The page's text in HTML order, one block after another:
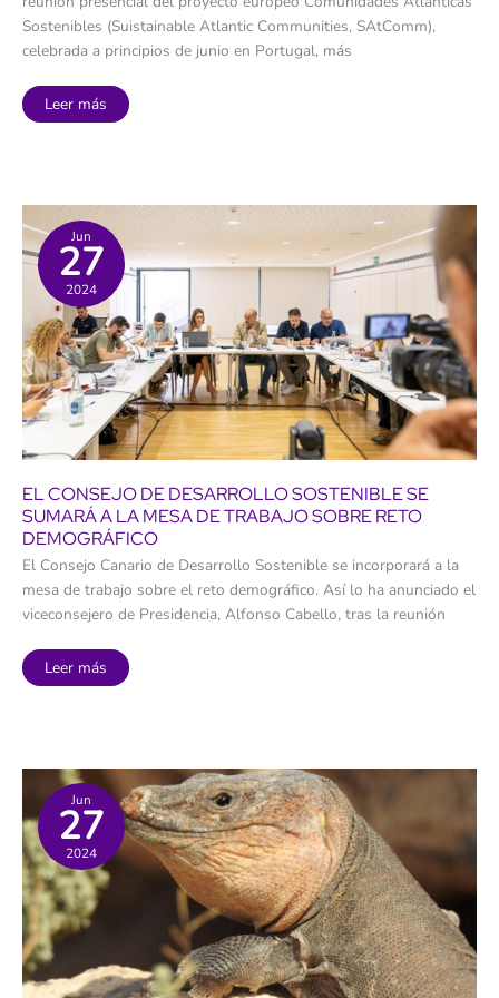
Sostenibles (Suistainable Atlantic Communities, SAtComm),
celebrada a principios de junio en Portugal, más
La
ULL
su
comunidad
energética
dentro
proyecto
europeo
SAtComm
Leer más
Jun
27
2024
EL CONSEJO DE DESARROLLO SOSTENIBLE SE
SUMARÁ A LA MESA DE TRABAJO SOBRE RETO
DEMOGRÁFICO
El Consejo Canario de Desarrollo Sostenible se incorporará a la
mesa de trabajo sobre el reto demográfico. Así lo ha anunciado el
viceconsejero de Presidencia, Alfonso Cabello, tras la reunión
El
Consejo
a
mesa
de
trabajo
sobre
reto
demográfico
Leer más
Jun
27
2024